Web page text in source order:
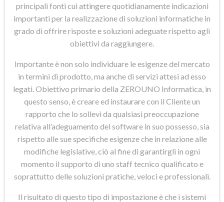
principali fonti cui attingere quotidianamente indicazioni
importanti per la realizzazione di soluzioni informatiche in
grado di offrire risposte e soluzioni adeguate rispetto agli
obiettivi da raggiungere.
Importante è non solo individuare le esigenze del mercato
in termini di prodotto, ma anche di servizi attesi ad esso
legati. Obiettivo primario della ZEROUNO Informatica, in
questo senso, è creare ed instaurare con il Cliente un
rapporto che lo sollevi da qualsiasi preoccupazione
relativa all’adeguamento del software in suo possesso, sia
rispetto alle sue specifiche esigenze che in relazione alle
modifiche legislative, ciò al fine di garantirgli in ogni
momento il supporto di uno staff tecnico qualificato e
soprattutto delle soluzioni pratiche, veloci e professionali.
Il risultato di questo tipo di impostazione è che i sistemi